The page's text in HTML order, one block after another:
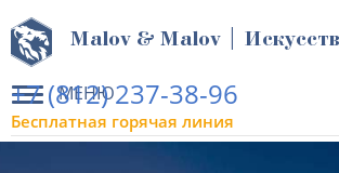
МЕНЮ
Malov & Malov |
+7 (812) 237-38-96
Бесплатная горячая линия